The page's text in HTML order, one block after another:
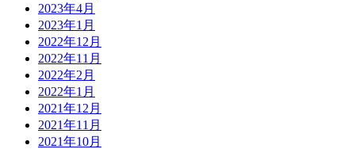
2023年4月
2023年1月
2022年12月
2022年11月
2022年2月
2022年1月
2021年12月
2021年11月
2021年10月